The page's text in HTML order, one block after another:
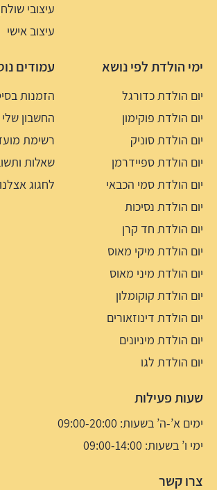
עיצובי
עיצוב אישי
ימי הולדת לפי נושא
יום הולדת כדורגל
יום הולדת פוקימון
יום הולדת סוניק
יום הולדת ספיידרמן
יום הולדת סמי הכבאי
יום הולדת נסיכות
יום הולדת חד קרן
יום הולדת מיקי מאוס
יום הולדת מיני מאוס
יום הולדת קוקומלון
יום הולדת דינוזאורים
יום הולדת מיניונים
יום הולדת לגו
עמודים
הזמנות
החשבון שלי
רשימת
שאלות
לחגוג אצלנו
שעות פעילות
ימים א’-ה’ בשעות: 09:00-20:00
ימי ו’ בשעות: 09:00-14:00
צרו קשר